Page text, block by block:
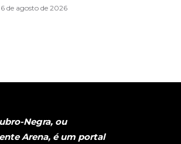
6 de agosto de 2026
Negra, ou
Arena, é um portal